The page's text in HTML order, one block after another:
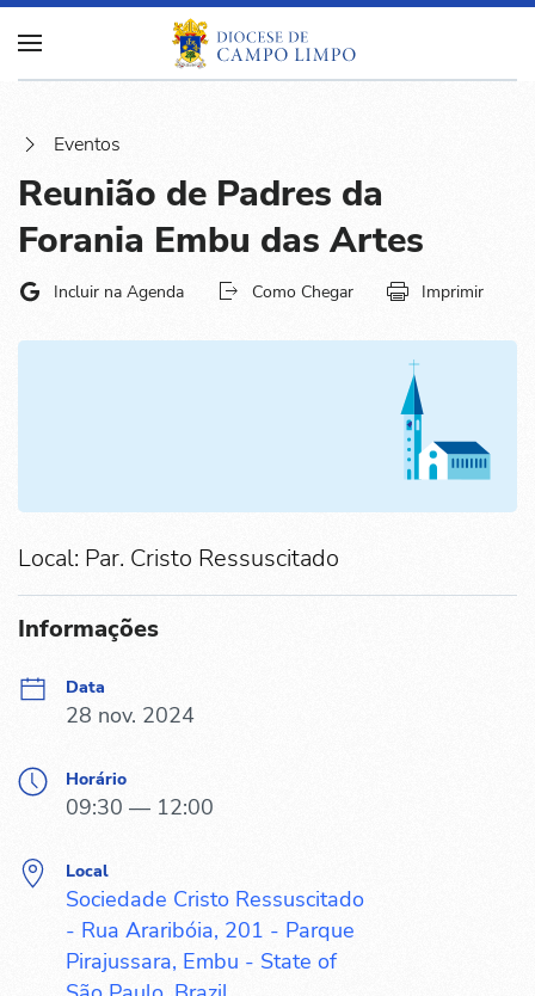
Eventos
Reunião de Padres da
Forania Embu das Artes
Incluir na Agenda Como Chegar Imprimir
Local: Par. Cristo Ressuscitado
Informações
Data
28 nov. 2024
Horário
09:30 — 12:00
Local
Sociedade Cristo Ressuscitado
- Rua Araribóia, 201 - Parque
Pirajussara, Embu - State of